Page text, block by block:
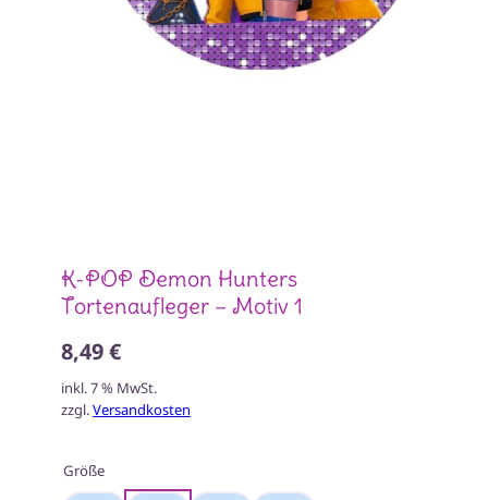
K-POP Demon Hunters
Tortenaufleger – Motiv 1
8,49 €
inkl. 7 % MwSt.
zzgl.Versandkosten
Größe